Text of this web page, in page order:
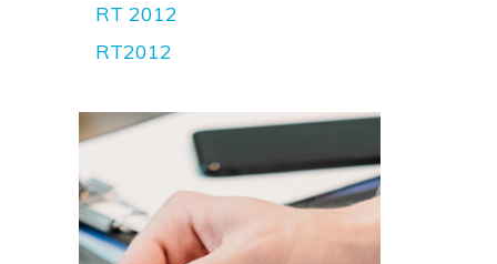
RT 2012
RT2012